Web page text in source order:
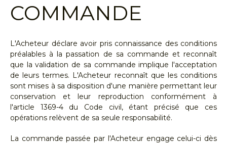
COMMANDE
L'Acheteur déclare avoir pris connaissance des conditions
préalables à la passation de sa commande et reconnaît
que la validation de sa commande implique l'acceptation
de leurs termes. L'Acheteur reconnaît que les conditions
sont mises à sa disposition d'une manière permettant leur
conservation et leur reproduction conformément à
l'article 1369-4 du Code civil, étant précisé que ces
opérations relèvent de sa seule responsabilité.
La commande passée par l'Acheteur engage celui-ci dès